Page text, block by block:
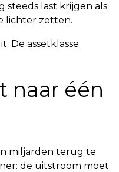
last krijgen als
lichter zetten.
De assetklasse
naar één
miljarden terug te
de uitstroom moet